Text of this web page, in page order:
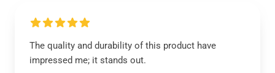
The quality and durability of this product have
impressed me; it stands out.